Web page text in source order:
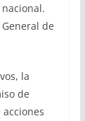
de
la
de